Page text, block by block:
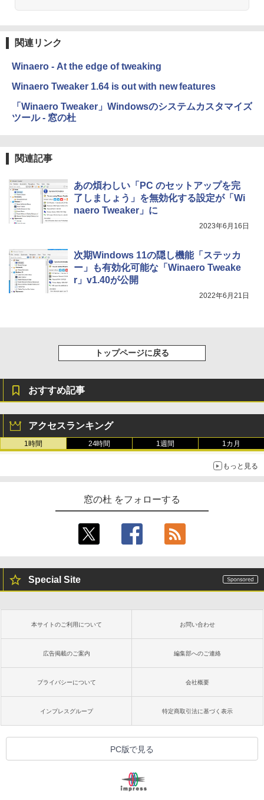
関連リンク
Winaero - At the edge of tweaking
Winaero Tweaker 1.64 is out with new features
「Winaero Tweaker」Windowsのシステムカスタマイズ
ツール - 窓の杜
関連記事
あの煩わしい「PC のセットアップを完
了しましょう」を無効化する設定が「Wi
naero Tweaker」に
2023年6月16日
次期Windows 11の隠し機能「ステッカ
ー」も有効化可能な「Winaero Tweake
r」v1.40が公開
2022年6月21日
トップページに戻る
おすすめ記事
アクセスランキング
1時間 24時間 1週間 1カ月
もっと見る
窓の杜 をフォローする
Special Site
本サイトのご利用について お問い合わせ
広告掲載のご案内 編集部へのご連絡
プライバシーについて 会社概要
インプレスグループ 特定商取引法に基づく表示
PC版で見る